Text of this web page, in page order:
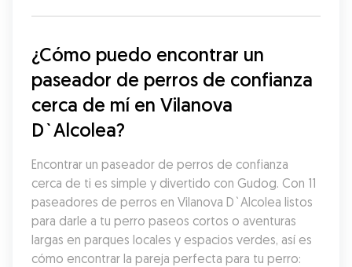
¿Cómo puedo encontrar un
paseador de perros de confianza
cerca de mí en Vilanova
D`Alcolea?
Encontrar un paseador de perros de confianza
cerca de ti es simple y divertido con Gudog. Con 11
paseadores de perros en Vilanova D`Alcolea listos
para darle a tu perro paseos cortos o aventuras
largas en parques locales y espacios verdes, así es
cómo encontrar la pareja perfecta para tu perro: